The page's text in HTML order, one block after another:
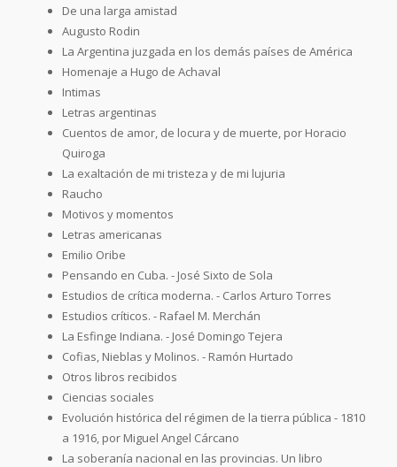
De una larga amistad
Augusto Rodin
La Argentina juzgada en los demás países de América
Homenaje a Hugo de Achaval
Intimas
Letras argentinas
Cuentos de amor, de locura y de muerte, por Horacio
Quiroga
La exaltación de mi tristeza y de mi lujuria
Raucho
Motivos y momentos
Letras americanas
Emilio Oribe
Pensando en Cuba. - José Sixto de Sola
Estudios de crítica moderna. - Carlos Arturo Torres
Estudios críticos. - Rafael M. Merchán
La Esfinge Indiana. - José Domingo Tejera
Cofias, Nieblas y Molinos. - Ramón Hurtado
Otros libros recibidos
Ciencias sociales
Evolución histórica del régimen de la tierra pública - 1810
a 1916, por Miguel Angel Cárcano
La soberanía nacional en las provincias. Un libro